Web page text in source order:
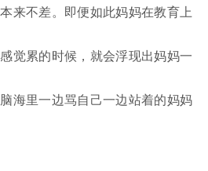
来不差。即便如此妈妈在教育上
觉累的时候，就会浮现出妈妈一
海里一边骂自己一边站着的妈妈